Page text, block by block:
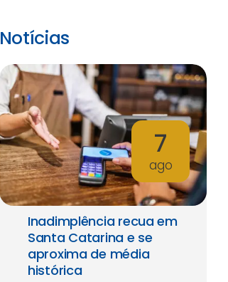
Notícias
7
ago
Inadimplência recua em
Santa Catarina e se
aproxima de média
histórica